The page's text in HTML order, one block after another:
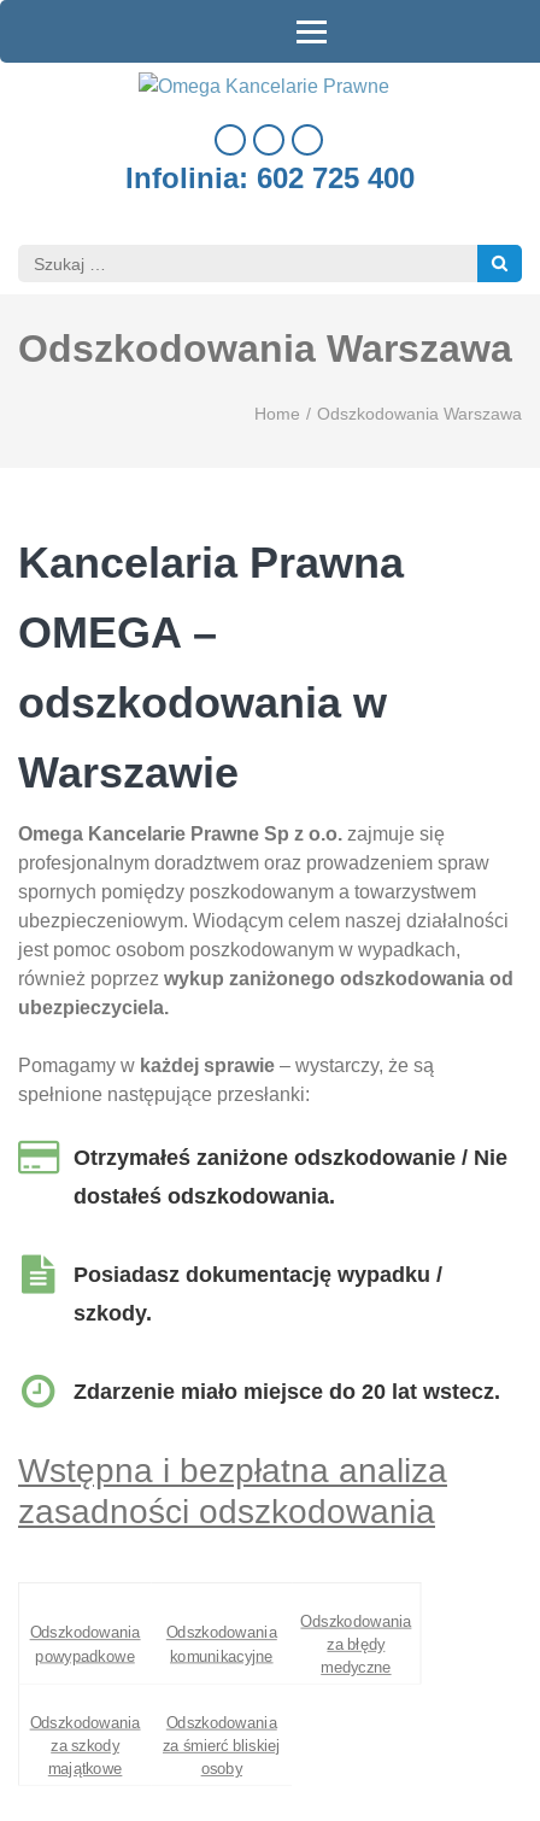
Infolinia: 602 725 400
Szukaj:
Odszkodowania Warszawa
Home / Odszkodowania Warszawa
Kancelaria Prawna
OMEGA –
odszkodowania w
Warszawie
Omega Kancelarie Prawne Sp z o.o. zajmuje się
profesjonalnym doradztwem oraz prowadzeniem spraw
spornych pomiędzy poszkodowanym a towarzystwem
ubezpieczeniowym. Wiodącym celem naszej działalności
jest pomoc osobom poszkodowanym w wypadkach,
również poprzez wykup zaniżonego odszkodowania od
ubezpieczyciela.
Pomagamy w każdej sprawie – wystarczy, że są
spełnione następujące przesłanki:
Otrzymałeś zaniżone odszkodowanie / Nie
dostałeś odszkodowania.
Posiadasz dokumentację wypadku /
szkody.
Zdarzenie miało miejsce do 20 lat wstecz.
Wstępna i bezpłatna analiza
zasadności odszkodowania
Odszkodowania
powypadkowe
Odszkodowania
komunikacyjne
Odszkodowania
za błędy
medyczne
Odszkodowania
za szkody
majątkowe
Odszkodowania
za śmierć bliskiej
osoby